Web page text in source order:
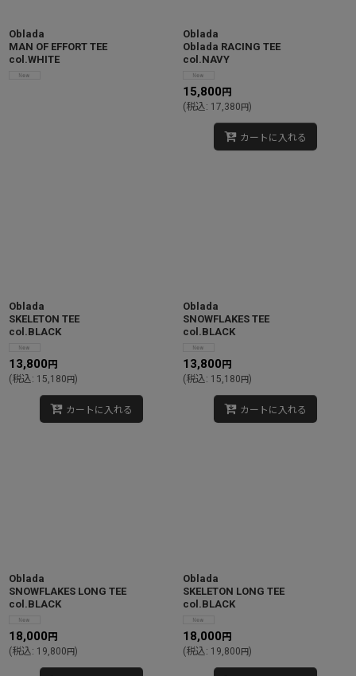
Oblada
MAN OF EFFORT TEE
col.WHITE
Oblada
Oblada RACING TEE
col.NAVY
15,800 円
(税込: 17,380円)
カートに入れる
Oblada
SKELETON TEE
col.BLACK
13,800 円
(税込: 15,180円)
カートに入れる
Oblada
SNOWFLAKES TEE
col.BLACK
13,800 円
(税込: 15,180円)
カートに入れる
Oblada
SNOWFLAKES LONG TEE
col.BLACK
18,000 円
(税込: 19,800円)
Oblada
SKELETON LONG TEE
col.BLACK
18,000 円
(税込: 19,800円)